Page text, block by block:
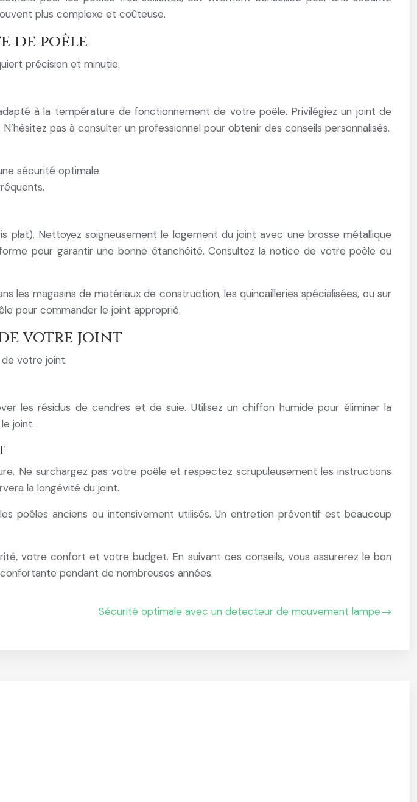
plus complexe et coûteuse.
de poêle
précision et minutie.
à la température de fonctionnement de votre poêle. Privilégiez un joint de
pas à consulter un professionnel pour obtenir des conseils personnalisés.
sécurité optimale.
plat). Nettoyez soigneusement le logement du joint avec une brosse métallique
pour garantir une bonne étanchéité. Consultez la notice de votre poêle ou
les magasins de matériaux de construction, les quincailleries spécialisées, ou sur
pour commander le joint approprié.
votre joint
votre joint.
les résidus de cendres et de suie. Utilisez un chiffon humide pour éliminer la
joint.
Ne surchargez pas votre poêle et respectez scrupuleusement les instructions
la longévité du joint.
poêles anciens ou intensivement utilisés. Un entretien préventif est beaucoup
votre confort et votre budget. En suivant ces conseils, vous assurerez le bon
pendant de nombreuses années.
Sécurité optimale avec un detecteur de mouvement lampe